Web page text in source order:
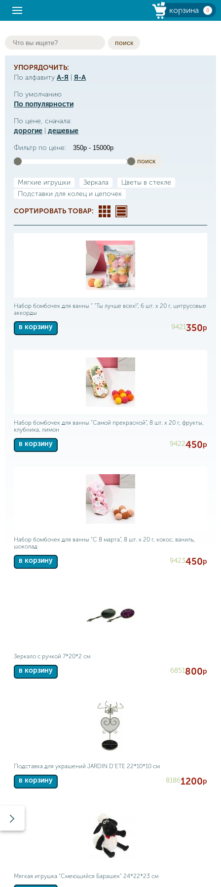
корзина 0
поиск
УПОРЯДОЧИТЬ:
По алфавиту А-Я
Я-А
По умолчанию
По популярности
По цене, сначала:
дорогие
дешевые
Фильтр по цене:
поиск
Мягкие игрушки Зеркала
Цветы в стекле
Подставки для колец и цепочек
СОРТИРОВАТЬ ТОВАР:
Набор бомбочек для ванны " "Ты лучше всех!", 6 шт. х 20 г, цитрусовые
аккорды
в корзину 9421350р
Набор бомбочек для ванны "Самой прекрасной", 8 шт. х 20 г, фрукты,
клубника, лимон
в корзину 9422450р
Набор бомбочек для ванны "С 8 марта", 8 шт. х 20 г, кокос, ваниль,
шоколад
в корзину 9423450р
Зеркало с ручкой 7*20*2 см
в корзину 6851800р
Подставка для украшений JARDIN D'ETE 22*10*10 см
в корзину 81861200р
Мягкая игрушка "Смеющийся Барашек" 24*22*23 см